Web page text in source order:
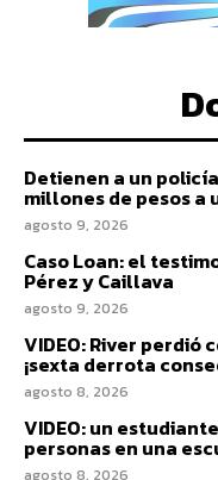
Detienen a un
millones de pesos a
agosto 9, 2026
Caso Loan: el
Pérez y Caillava
agosto 9, 2026
VIDEO: River perdió
¡sexta derrota
agosto 8, 2026
VIDEO: un
personas en una
agosto 8, 2026